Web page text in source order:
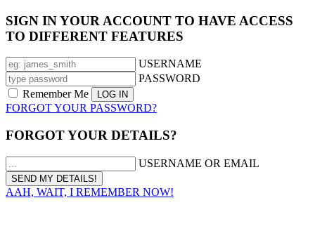
SIGN IN YOUR ACCOUNT TO HAVE ACCESS
TO DIFFERENT FEATURES
USERNAME
PASSWORD
Remember Me
FORGOT YOUR PASSWORD?
FORGOT YOUR DETAILS?
USERNAME OR EMAIL
AAH, WAIT, I REMEMBER NOW!